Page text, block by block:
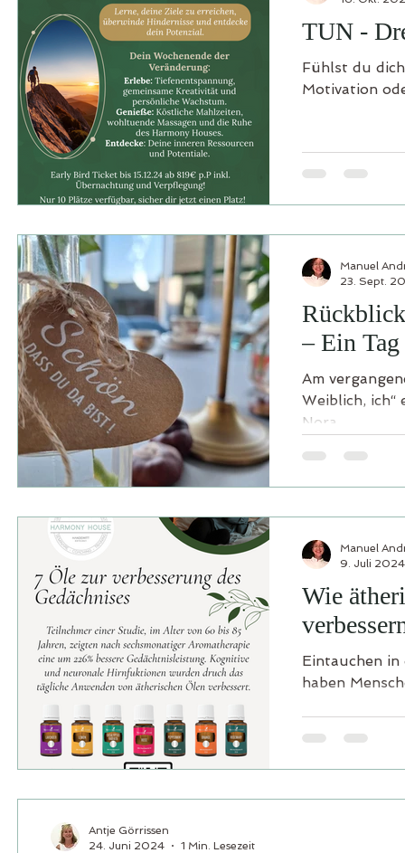
TUN -
Fühlst du
Motivation
– Ein
Am
Weiblich,
Nora...
Manuel
23. Sept.
Wie
Eintauchen
haben
Manuel
9. Juli 2024
Antje Görrissen
24. Juni 2024
1 Min. Lesezeit